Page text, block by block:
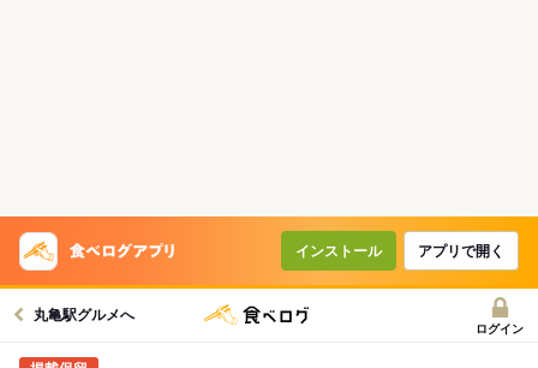
インストール アプリで開く
丸亀駅グルメへ
ログイン